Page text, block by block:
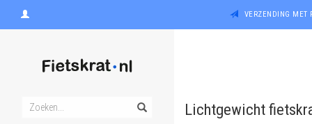
VERZENDING MET
Lichtgewicht